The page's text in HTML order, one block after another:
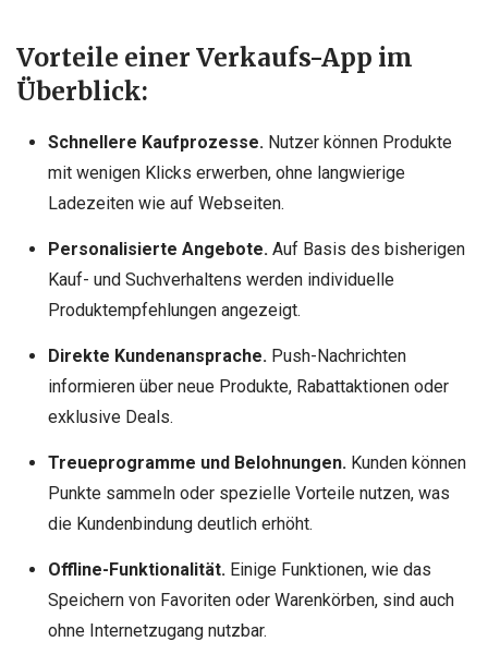
Vorteile einer Verkaufs-App im
Überblick:
Schnellere Kaufprozesse.Nutzer können Produkte
mit wenigen Klicks erwerben, ohne langwierige
Ladezeiten wie auf Webseiten.
Personalisierte Angebote.Auf Basis des bisherigen
Kauf- und Suchverhaltens werden individuelle
Produktempfehlungen angezeigt.
Direkte Kundenansprache.Push-Nachrichten
informieren über neue Produkte, Rabattaktionen oder
exklusive Deals.
Treueprogramme und Belohnungen.Kunden können
Punkte sammeln oder spezielle Vorteile nutzen, was
die Kundenbindung deutlich erhöht.
Offline-Funktionalität.Einige Funktionen, wie das
Speichern von Favoriten oder Warenkörben, sind auch
ohne Internetzugang nutzbar.